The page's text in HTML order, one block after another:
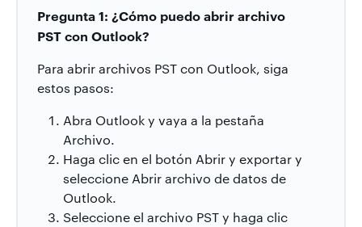
Pregunta 1: ¿Cómo puedo abrir archivo
PST con Outlook?
Para abrir archivos PST con Outlook, siga
estos pasos:
Abra Outlook y vaya a la pestaña
Archivo.
Haga clic en el botón Abrir y exportar y
seleccione Abrir archivo de datos de
Outlook.
Seleccione el archivo PST y haga clic